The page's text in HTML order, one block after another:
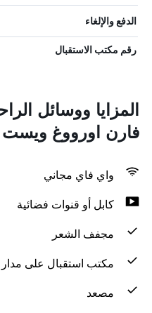
الدفع والإلغاء
رقم مكتب الاستقبال
المزايا ووسائل
فارن اورووغ ويست
واي فاي مجاني
كابل أو قنوات فضائية
مجفف الشعر
مكتب استقبال على مدار 24 ساعة
مصعد